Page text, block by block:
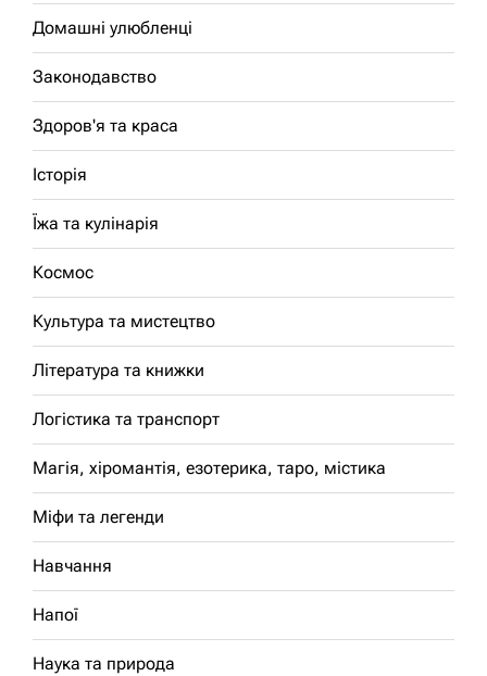
Домашні улюбленці
Законодавство
Здоров'я та краса
Історія
Їжа та кулінарія
Космос
Культура та мистецтво
Література та книжки
Логістика та транспорт
Магія, хіромантія, езотерика, таро, містика
Міфи та легенди
Навчання
Напої
Наука та природа